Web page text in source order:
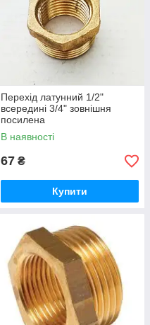
Перехід латунний 1/2"
всередині 3/4" зовнішня
посилена
В наявності
67 ₴
Купити